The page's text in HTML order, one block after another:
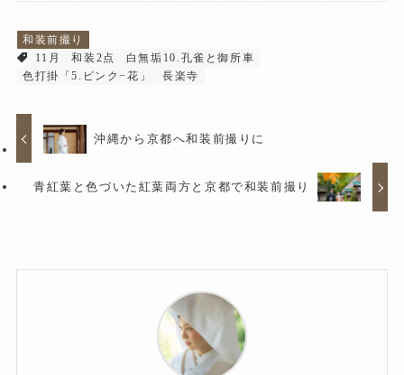
和装前撮り
11月
和装2点
白無垢10.孔雀と御所車
色打掛「5.ピンク−花」
長楽寺
沖縄から京都へ和装前撮りに
青紅葉と色づいた紅葉両方と京都で和装前撮り